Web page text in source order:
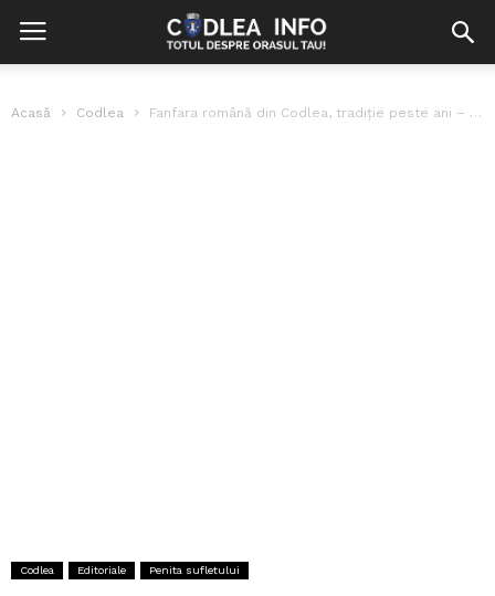
Acasă Codlea Fanfara română din Codlea, tradiție peste ani – Interviu cu Ciprian Stan
Codlea Editoriale Penita sufletului